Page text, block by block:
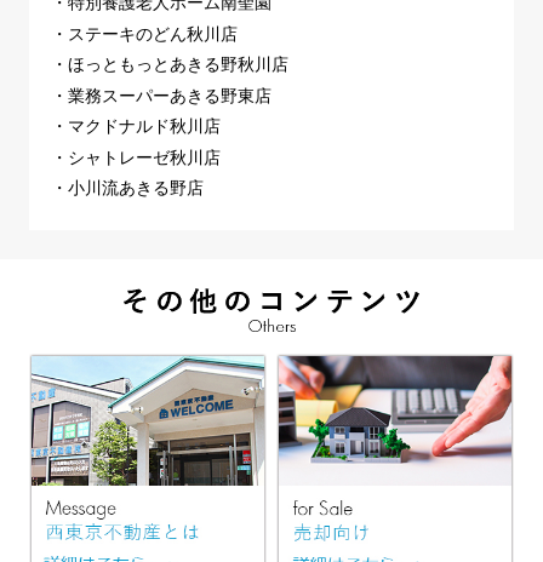
・ステーキのどん秋川店
・ほっともっとあきる野秋川店
・業務スーパーあきる野東店
・マクドナルド秋川店
・シャトレーゼ秋川店
・小川流あきる野店